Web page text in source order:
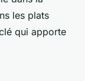
les plats
qui apporte